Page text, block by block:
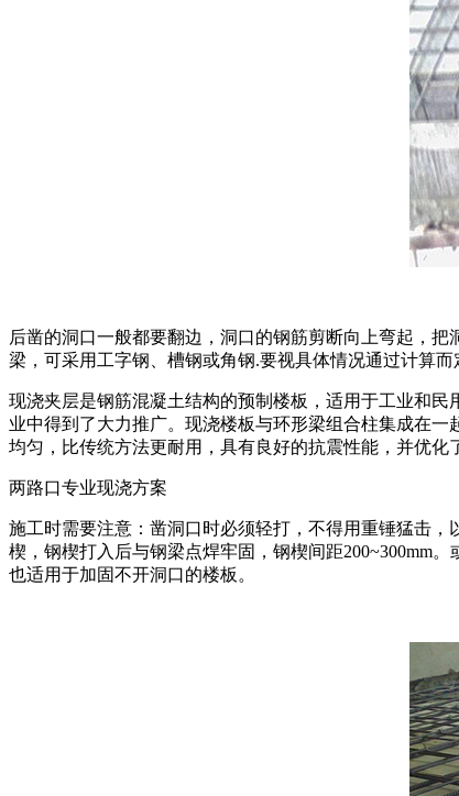
后凿的洞口一般都要翻边，洞口的钢筋剪断向上弯起，
梁，可采用工字钢、槽钢或角钢.要视具体情况通过计算而
现浇夹层是钢筋混凝土结构的预制楼板，适用于工业和
业中得到了大力推广。现浇楼板与环形梁组合柱集成在
均匀，比传统方法更耐用，具有良好的抗震性能，并优化
两路口专业现浇方案
施工时需要注意：凿洞口时必须轻打，不得用重锤猛击
楔，钢楔打入后与钢梁点焊牢固，钢楔间距200~300mm
也适用于加固不开洞口的楼板。